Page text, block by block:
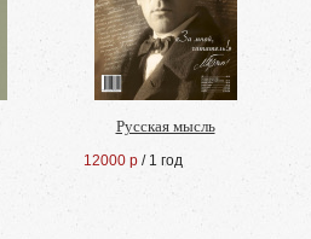
Русская мысль
12000 р / 1 год